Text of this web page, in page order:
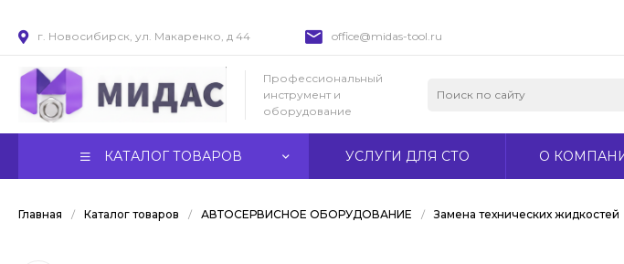
г. Новосибирск, ул. Макаренко, д 44 office@midas-tool.ru
Профессиональный
инструмент и
оборудование
КАТАЛОГ ТОВАРОВ УСЛУГИ ДЛЯ СТО О
Главная / Каталог товаров / АВТОСЕРВИСНОЕ ОБОРУДОВАНИЕ / Замена технических жидкостей